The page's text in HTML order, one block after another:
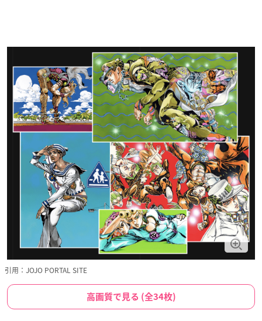
引用：JOJO PORTAL SITE
高画質で見る (全34枚)